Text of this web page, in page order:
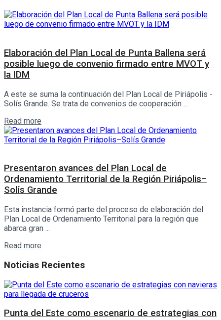
Elaboración del Plan Local de Punta Ballena será
posible luego de convenio firmado entre MVOT y
la IDM
A este se suma la continuación del Plan Local de Piriápolis -
Solís Grande. Se trata de convenios de cooperación ...
Read more
Presentaron avances del Plan Local de
Ordenamiento Territorial de la Región Piriápolis–
Solís Grande
Esta instancia formó parte del proceso de elaboración del
Plan Local de Ordenamiento Territorial para la región que
abarca gran ...
Read more
Noticias Recientes
Punta del Este como escenario de estrategias con